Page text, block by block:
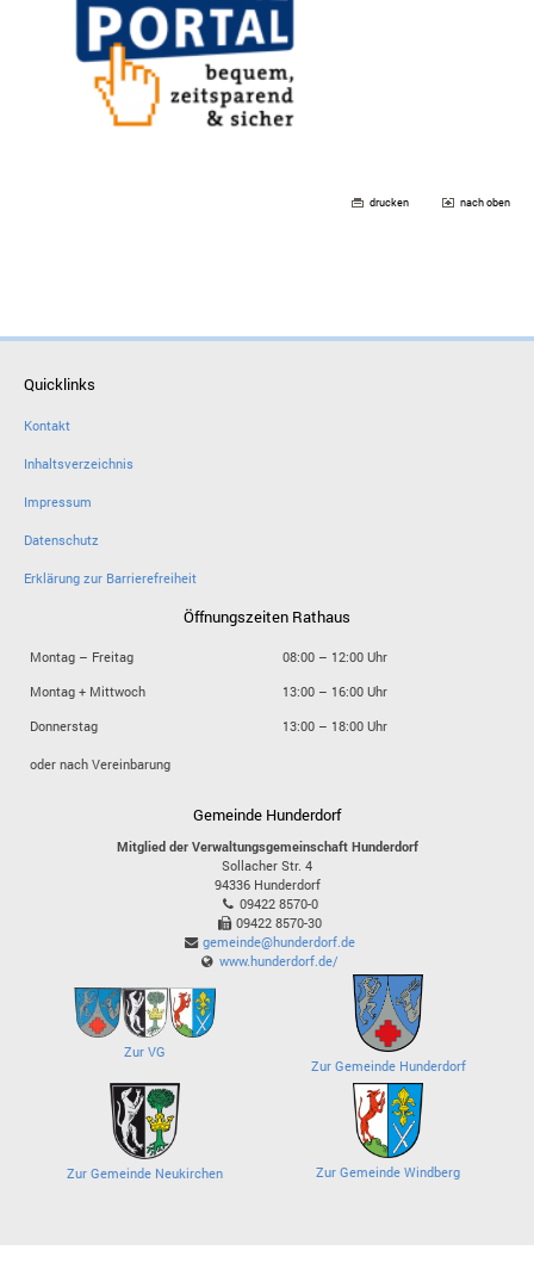
drucken nach oben
Quicklinks
Kontakt
Inhaltsverzeichnis
Impressum
Datenschutz
Erklärung zur Barrierefreiheit
Öffnungszeiten Rathaus
Montag – Freitag
08:00 – 12:00 Uhr
Montag + Mittwoch
13:00 – 16:00 Uhr
Donnerstag
13:00 – 18:00 Uhr
oder nach Vereinbarung
Gemeinde Hunderdorf
Mitglied der Verwaltungsgemeinschaft Hunderdorf
Sollacher Str. 4
94336 Hunderdorf
09422 8570-0
09422 8570-30
gemeinde@hunderdorf.de
www.hunderdorf.de/
Zur VG
Zur Gemeinde Hunderdorf
Zur Gemeinde Neukirchen Zur Gemeinde Windberg